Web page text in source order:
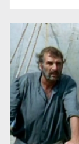
Cum ar fi